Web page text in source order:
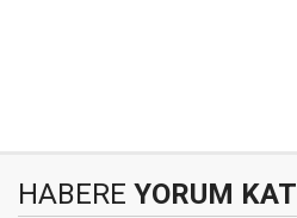
HABERE YORUM KAT